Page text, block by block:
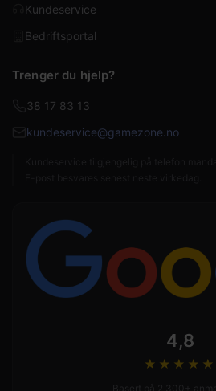
Kundeservice
Bedriftsportal
Trenger du hjelp?
38 17 83 13
kundeservice@gamezone.no
4,8
★★★★ ★